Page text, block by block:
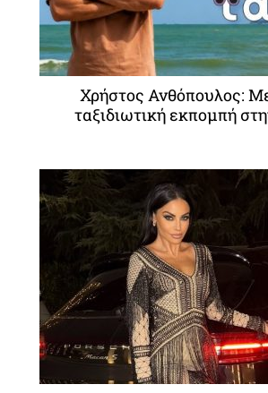
Χρήστος Ανθόπουλος:
ταξιδιωτική εκπομπή